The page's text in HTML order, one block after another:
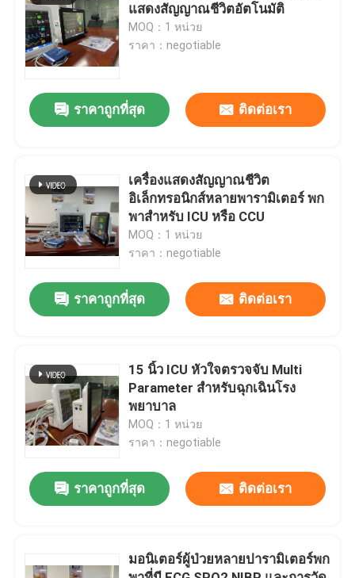
บ้าน
วิดีโอ
เกี่ยวกับเรา
ทัวร์โรงงาน
ควบคุมคุณภาพ
ติดต่อเรา
ทุกกรณี
แสดงสัญญาณชีวิตอัตโนมัติ
MOQ：1 หน่วย
ราคา：negotiable
ราคาถูกที่สุด ติดต่อเรา
เครื่องแสดงสัญญาณชีวิต
อิเล็กทรอนิกส์หลายพารามิเตอร์ พก
พาสําหรับ ICU หรือ CCU
MOQ：1 หน่วย
ราคา：negotiable
ราคาถูกที่สุด ติดต่อเรา
15 นิ้ว ICU หัวใจตรวจจับ Multi
Parameter สําหรับฉุกเฉินโรง
พยาบาล
MOQ：1 หน่วย
ราคา：negotiable
ราคาถูกที่สุด ติดต่อเรา
มอนิเตอร์ผู้ป่วยหลายปารามิเตอร์พก